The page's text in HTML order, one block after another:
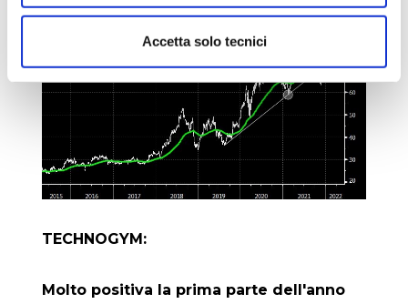
Accetta solo tecnici
TECHNOGYM:
Molto positiva la prima parte dell'anno